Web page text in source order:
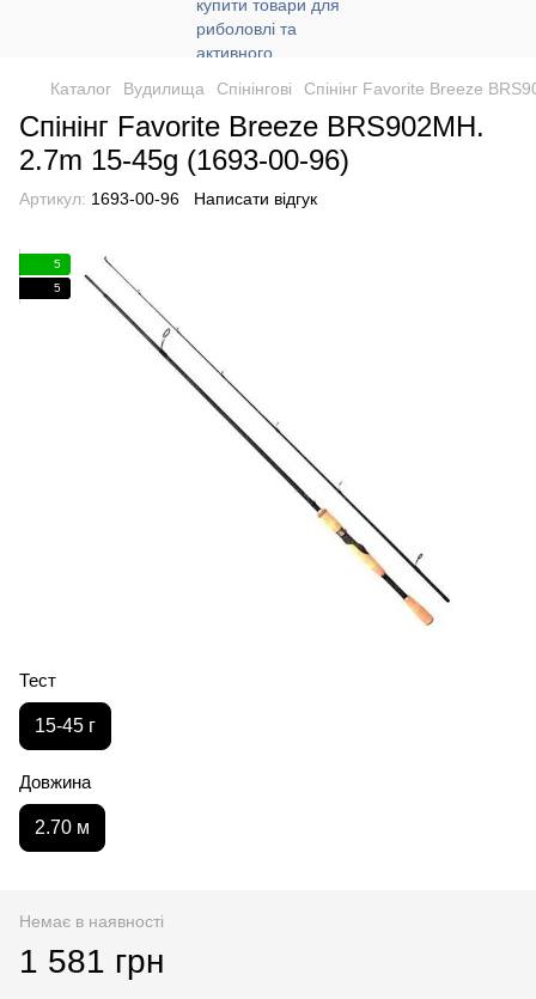
Каталог Вудилища Спінінгові Спінінг Favorite Breeze
Спінінг Favorite Breeze BRS902MH.
2.7m 15-45g (1693-00-96)
Артикул: 1693-00-96 Написати відгук
5
5
Тест
15-45 г
Довжина
2.70 м
Немає в наявності
1 581 грн